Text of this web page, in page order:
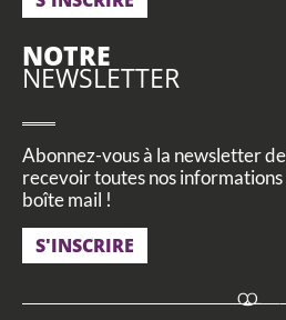
NOTRE
NEWSLETTER
Abonnez-vous à la newsletter
recevoir toutes nos
boîte mail !
S'INSCRIRE